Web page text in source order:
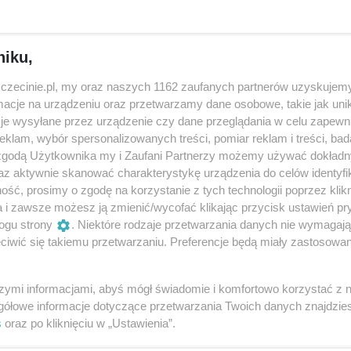
zmienił nazwisko
rodowe i został
„Moje
to moje
Fate od tej kadencji
jest bardzo
a jego inicjatywy, jak...
Ponad 60 milionów
dofinansowania dla
szpitala z Arkońskiej.
Wyremontują i
ponad 100-letni budynek
„Jego stan nikomu nie
nowoczesnym obiekcie
się kilkana...
my oraz naszych 1162 zaufanych partnerów
na urządzeniu oraz przetwarzamy dane osobowe, takie jak
wysyłane przez urządzenie czy dane przeglądania w celu
wybór spersonalizowanych treści, pomiar reklam i treści,
Użytkownika my i Zaufani Partnerzy możemy używać
aktywnie skanować charakterystykę urządzenia do celów
prosimy o zgodę na korzystanie z tych technologii poprzez
i zawsze możesz ją zmienić/wycofać klikając przycisk ustawień
strony
. Niektóre rodzaje przetwarzania danych nie
się takiemu przetwarzaniu. Preferencje będą miały
informacjami, abyś mógł świadomie i komfortowo korzystać z
informacje dotyczące przetwarzania Twoich danych
oraz po kliknięciu w „Ustawienia”.